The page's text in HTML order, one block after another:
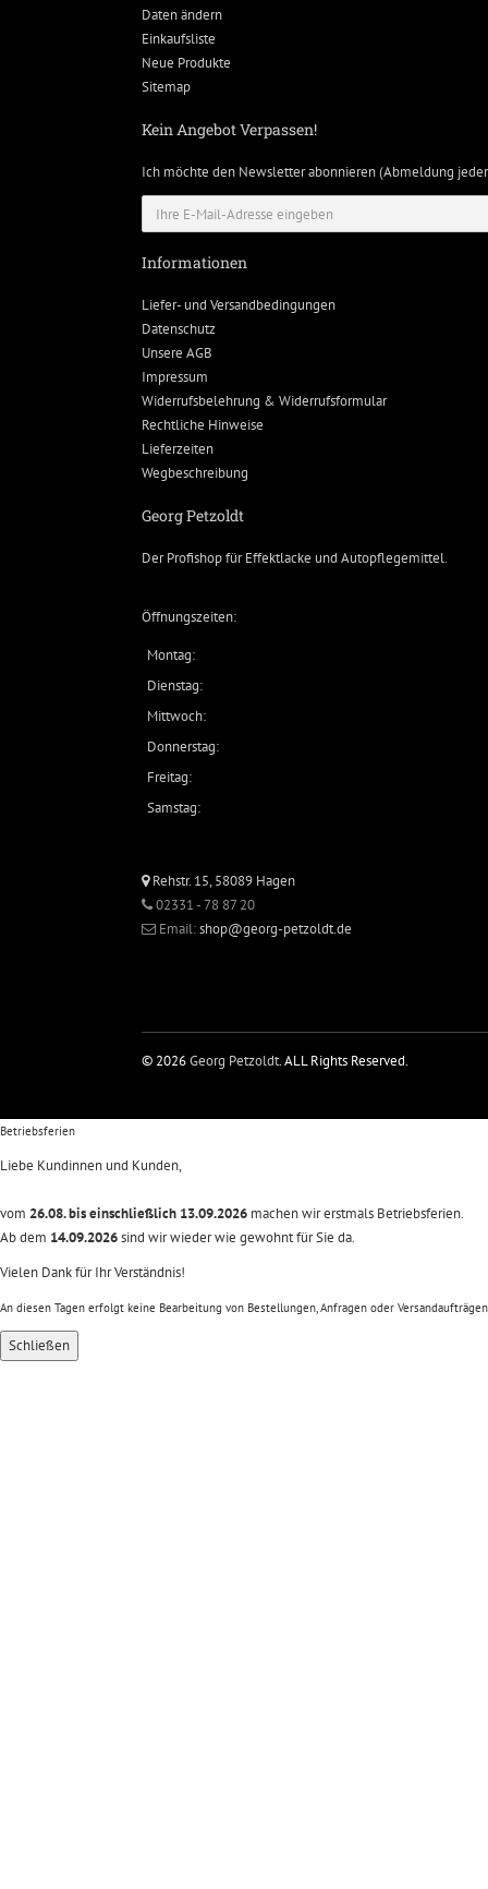
Daten ändern
Einkaufsliste
Neue Produkte
Sitemap
Kein Angebot Verpassen!
Ich möchte den Newsletter abonnieren (Abmeldung
Informationen
Liefer- und Versandbedingungen
Datenschutz
Unsere AGB
Impressum
Widerrufsbelehrung & Widerrufsformular
Rechtliche Hinweise
Lieferzeiten
Wegbeschreibung
Georg Petzoldt
Der Profishop fürEffektlacke und Autopflegemittel.
Öffnungszeiten:
Montag:
Dienstag:
Mittwoch:
Donnerstag:
Freitag:
Samstag:
Rehstr. 15, 58089 Hagen
02331 - 78 87 20
Email:shop@georg-petzoldt.de
© 2026Georg Petzoldt. ALL Rights Reserved.
Betriebsferien
Liebe Kundinnen und Kunden,
vom 26.08. bis einschließlich 13.09.2026 machen wir erstmals Betriebsferien.
Ab dem 14.09.2026sind wir wieder wie gewohnt für Sie da.
Vielen Dank für Ihr Verständnis!
An diesen Tagen erfolgt keine Bearbeitung von Bestellungen, Anfragen oder
Schließen